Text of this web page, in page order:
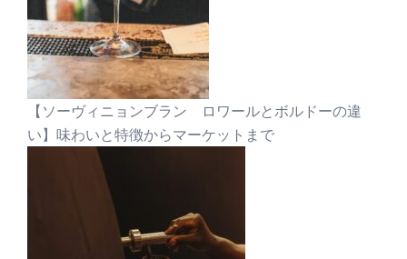
【ソーヴィニョンブラン ロワールとボルドーの違
い】味わいと特徴からマーケットまで